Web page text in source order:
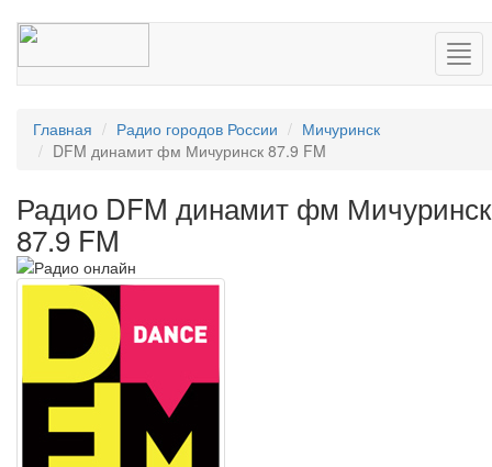
Главная Радио городов России
Мичуринск
DFM динамит фм Мичуринск 87.9 FM
Радио DFM динамит фм Мичуринск
87.9 FM